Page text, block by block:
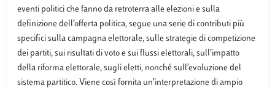
eventi politici che fanno da retroterra alle elezioni e sulla
definizione dell’offerta politica, segue una serie di contributi più
specifici sulla campagna elettorale, sulle strategie di competizione
dei partiti, sui risultati di voto e sui flussi elettorali, sull’impatto
della riforma elettorale, sugli eletti, nonché sull’evoluzione del
sistema partitico. Viene così fornita un’interpretazione di ampio